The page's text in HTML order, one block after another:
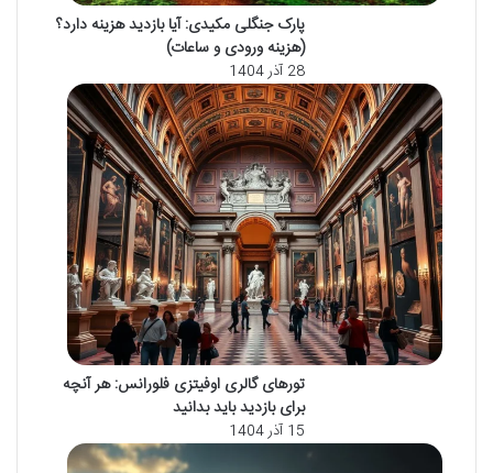
پارک جنگلی مکیدی: آیا بازدید هزینه دارد؟
(هزینه ورودی و ساعات)
28 آذر 1404
تورهای گالری اوفیتزی فلورانس: هر آنچه
برای بازدید باید بدانید
15 آذر 1404